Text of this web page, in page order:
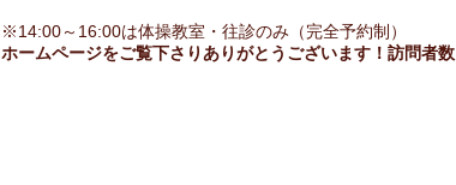
​※14:00～16:00は体操教室・往診のみ（完全予約制）
​ホームページをご覧下さり​​ありがとうございます！​訪問者数